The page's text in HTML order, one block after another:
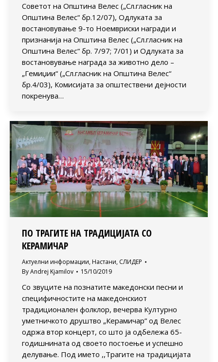
Советот на Општина Велес („Сл.гласник на
Општина Велес“ бр.12/07), Одлуката за
востановување 9-то Ноемвриски награди и
признанија на Општина Велес („Сл.гласник на
Општина Велес“ бр. 7/97; 7/01) и Одлуката за
востановување награда за животно дело –
„Гемиџии“ („Сл.гласник на Општина Велес“
бр.4/03), Комисијата за општествени дејности
покренува…
ПО ТРАГИТЕ НА ТРАДИЦИЈАТА СО
КЕРАМИЧАР
Актуелни информации, Настани, СЛИДЕР
ByAndrej Kjamilov 15/10/2019
Со звуците на познатите македонски песни и
специфичностите на македонскиот
традиционален фолклор, вечерва Културно
уметничкото друштво „Керамичар” од Велес
одржа втор концерт, со што ја одбележа 65-
годишнината од своето постоење и успешно
делување. Под името ,,Трагите на традицијата